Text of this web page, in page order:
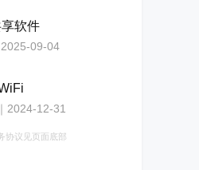
软件
09-04
2024-12-31
协议见页面底部